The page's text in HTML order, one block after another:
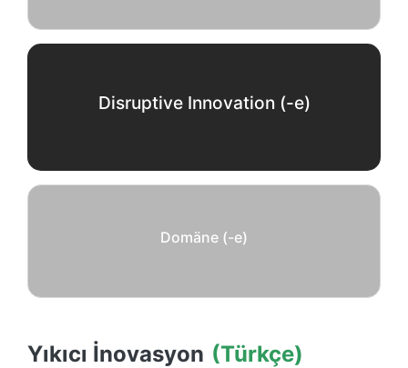
Disruptive Innovation (-e)
Domäne (-e)
Yıkıcı İnovasyon (Türkçe)